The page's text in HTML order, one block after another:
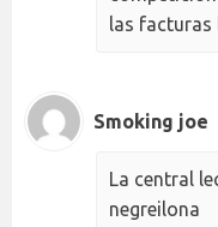
las facturas
Smoking joe
La central
negreilona